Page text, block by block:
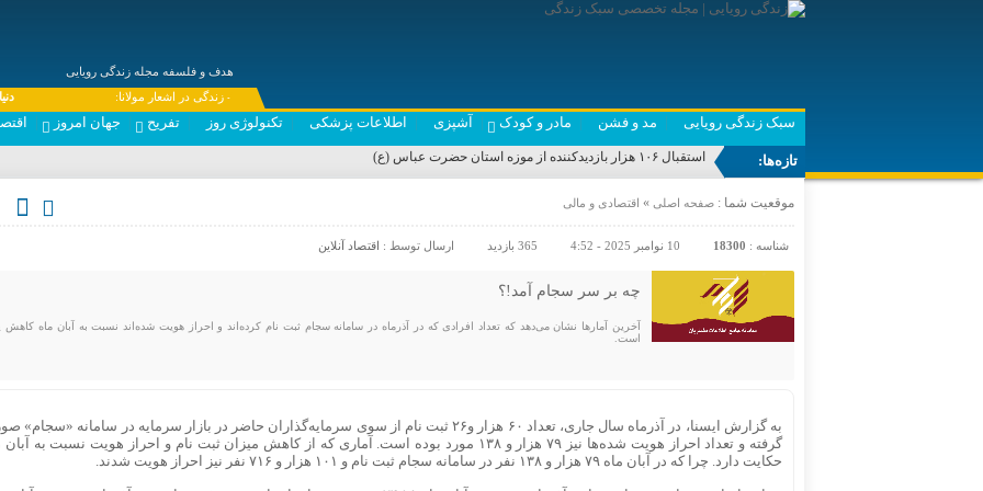
هدف و فلسفه مجله زندگی رویایی
---- زندگی در اشعار مولانا:
دنیا
سبک زندگی رویایی مد و فشن مادر و کودک آشپزی اطلاعات پزشکی تکنولوژی روز تفریح جهان امروز
تازه‌ها: استقبال ۱۰۶ هزار بازدیدکننده از موزه استان حضرت عباس (ع)
موقعیت شما : صفحه اصلی » اقتصادی و مالی
شناسه : 18300 10 نوامبر 2025 - 4:52 365 بازدید ارسال توسط : اقتصاد آنلاین
چه بر سر سجام آمد!؟
آخرین آمارها نشان می‌دهد که تعداد افرادی که در آذرماه در سامانه سجام ثبت نام کرده‌اند و احراز هویت شده‌اند نسبت به آبان ماه کاهش
است.
به گزارش ایسنا، در آذرماه سال جاری، تعداد ۶۰ هزار و۲۶ ثبت نام از سوی سرمایه‌گذاران حاضر در بازار سرمایه در سامانه
گرفته و تعداد احراز هویت شده‌ها نیز ۷۹ هزار و ۱۳۸ مورد بوده است. آماری که از کاهش میزان ثبت نام و احراز هویت نسبت به
حکایت دارد. چرا که در آبان ماه ۷۹ هزار و ۱۳۸ نفر در سامانه سجام ثبت نام و ۱۰۱ هزار و ۷۱۶ نفر نیز احراز هویت شدند.